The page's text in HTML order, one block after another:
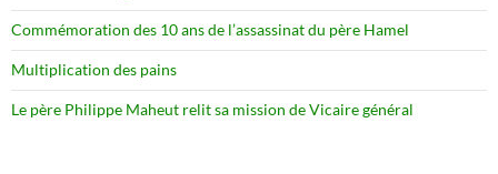
Commémoration des 10 ans de l’assassinat du père Hamel
Multiplication des pains
Le père Philippe Maheut relit sa mission de Vicaire général